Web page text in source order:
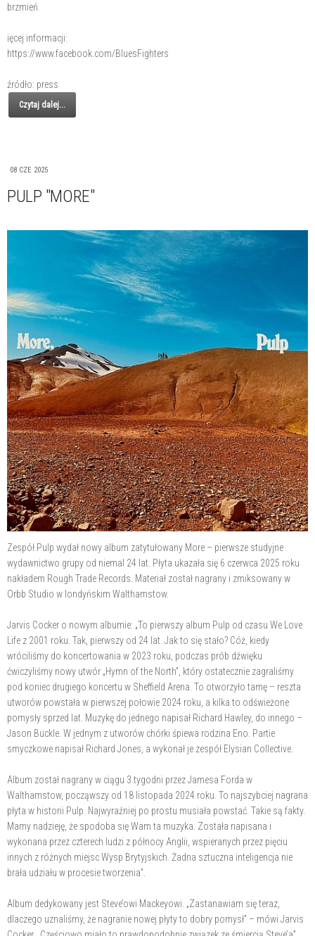
brzmień.
ięcej informacji:
https://www.facebook.com/BluesFighters
źródło: press
Czytaj dalej...
08 CZE 2025
PULP "MORE"
Zespół Pulp wydał nowy album zatytułowany More – pierwsze studyjne
wydawnictwo grupy od niemal 24 lat. Płyta ukazała się 6 czerwca 2025 roku
nakładem Rough Trade Records. Materiał został nagrany i zmiksowany w
Orbb Studio w londyńskim Walthamstow.
Jarvis Cocker o nowym albumie: „To pierwszy album Pulp od czasu We Love
Life z 2001 roku. Tak, pierwszy od 24 lat. Jak to się stało? Cóż, kiedy
wróciliśmy do koncertowania w 2023 roku, podczas prób dźwięku
ćwiczyliśmy nowy utwór „Hymn of the North”, który ostatecznie zagraliśmy
pod koniec drugiego koncertu w Sheffield Arena. To otworzyło tamę – reszta
utworów powstała w pierwszej połowie 2024 roku, a kilka to odświeżone
pomysły sprzed lat. Muzykę do jednego napisał Richard Hawley, do innego –
Jason Buckle. W jednym z utworów chórki śpiewa rodzina Eno. Partie
smyczkowe napisał Richard Jones, a wykonał je zespół Elysian Collective.
Album został nagrany w ciągu 3 tygodni przez Jamesa Forda w
Walthamstow, począwszy od 18 listopada 2024 roku. To najszybciej nagrana
płyta w historii Pulp. Najwyraźniej po prostu musiała powstać. Takie są fakty.
Mamy nadzieję, że spodoba się Wam ta muzyka. Została napisana i
wykonana przez czterech ludzi z północy Anglii, wspieranych przez pięciu
innych z różnych miejsc Wysp Brytyjskich. Żadna sztuczna inteligencja nie
brała udziału w procesie tworzenia”.
Album dedykowany jest Steve’owi Mackeyowi. „Zastanawiam się teraz,
dlaczego uznaliśmy, że nagranie nowej płyty to dobry pomysł” – mówi Jarvis